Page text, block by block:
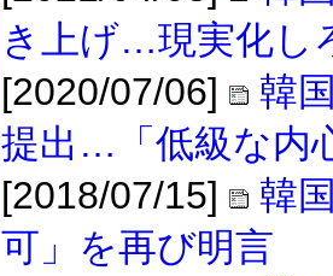
き上げ…現実化し
[2020/07/06]
韓
提出…「低級な内
[2018/07/15]
韓
可」を再び明言